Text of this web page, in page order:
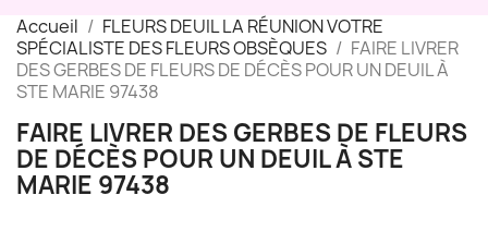
Accueil
FLEURS DEUIL LA RÉUNION VOTRE
SPÉCIALISTE DES FLEURS OBSÈQUES
FAIRE LIVRER
DES GERBES DE FLEURS DE DÉCÈS POUR UN DEUIL À
STE MARIE 97438
FAIRE LIVRER DES GERBES DE FLEURS
DE DÉCÈS POUR UN DEUIL À STE
MARIE 97438